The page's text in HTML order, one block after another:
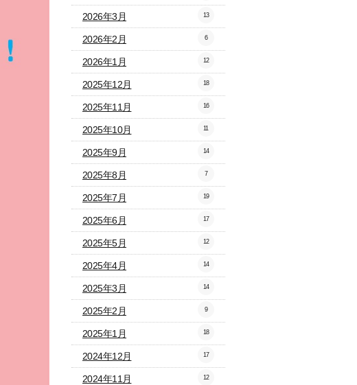
2026年3月 13
2026年2月 6
2026年1月 12
2025年12月 18
2025年11月 16
2025年10月 11
2025年9月 14
2025年8月 7
2025年7月 19
2025年6月 17
2025年5月 12
2025年4月 14
2025年3月 14
2025年2月 9
2025年1月 18
2024年12月 17
2024年11月 12